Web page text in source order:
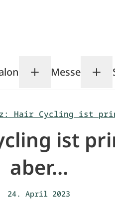
submenu
Toggle TOP
Messe
Hair Cycling ist
ist
aber…
24. April 2023